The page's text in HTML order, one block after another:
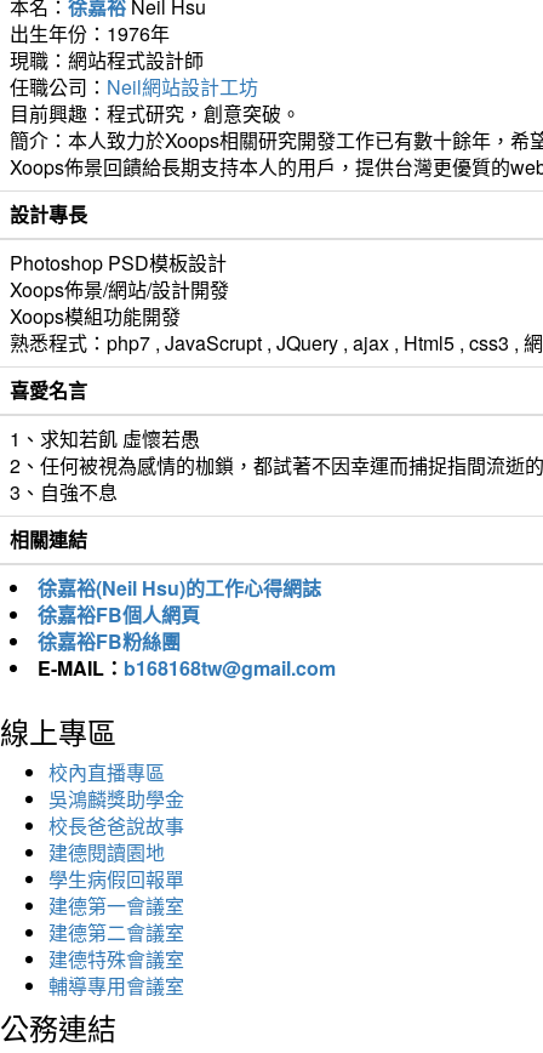
本名： 徐嘉裕 Neil Hsu
出生年份：1976年
現職：網站程式設計師
任職公司： Neil網站設計工坊
目前興趣：程式研究，創意突破。
簡介：本人致力於Xoops相關研究開發工作已有數十餘年，
Xoops佈景回饋給長期支持本人的用戶，提供台灣更優質的
設計專長
Photoshop PSD模板設計
Xoops佈景/網站/設計開發
Xoops模組功能開發
熟悉程式：php7 , JavaScrupt , JQuery , ajax , Html5 , css3 ,
喜愛名言
1、求知若飢 虛懷若愚
2、任何被視為感情的枷鎖，都試著不因幸運而捕捉指間流逝
3、自強不息
相關連結
徐嘉裕(Neil Hsu)的工作心得網誌
徐嘉裕FB個人網頁
徐嘉裕FB粉絲團
E-MAIL： b168168tw@gmail.com
線上專區
校內直播專區
吳鴻麟獎助學金
校長爸爸說故事
建德閱讀園地
學生病假回報單
建德第一會議室
建德第二會議室
建德特殊會議室
輔導專用會議室
公務連結